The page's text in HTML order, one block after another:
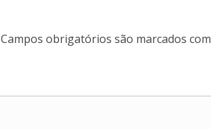
Campos obrigatórios são marcados com